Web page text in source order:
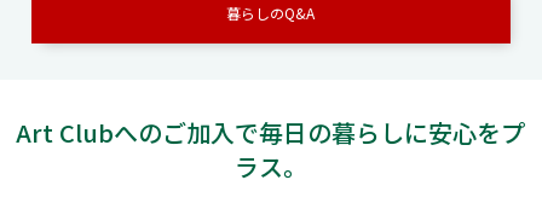
暮らしのQ&A
Art Clubへのご加入で毎日の暮らしに安心をプ
ラス。